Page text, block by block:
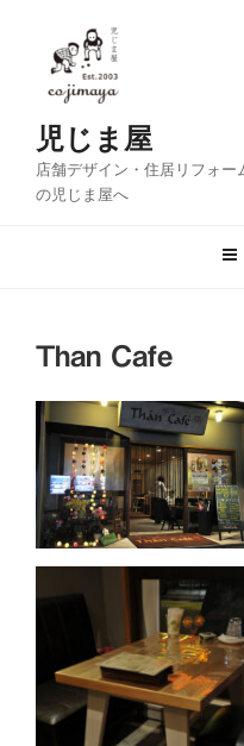
児じま屋
店舗デザイン・住居リフォ
の児じま屋へ
Than Cafe